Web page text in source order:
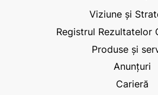
Viziune și
Registrul Rezultatelor
Produse și
Anunțuri
Carieră